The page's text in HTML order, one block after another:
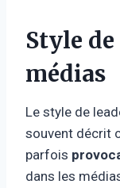
Style
médias
Le style de
souvent décrit
parfois
dans les